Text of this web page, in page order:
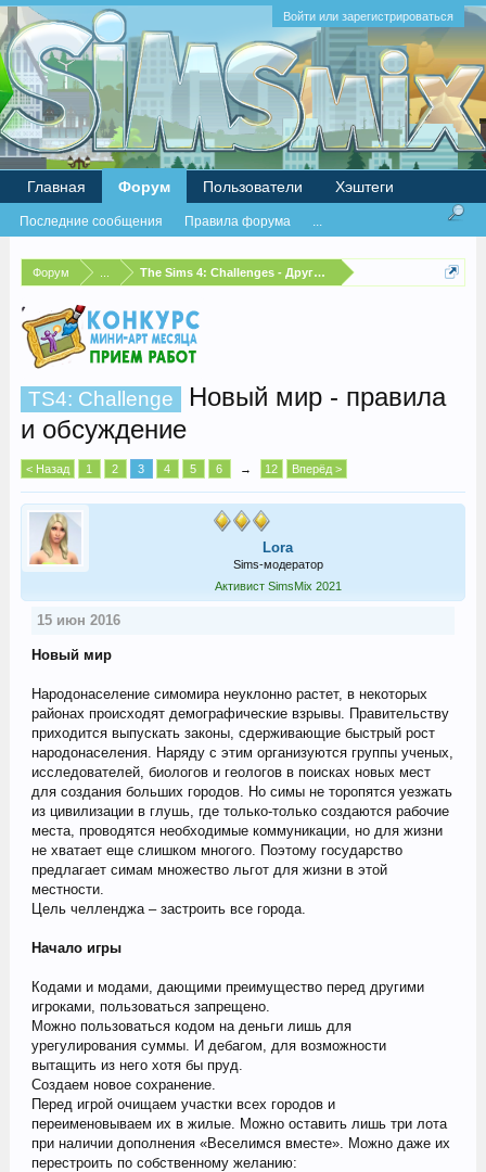
Войти или зарегистрироваться
Форум The Sims 4: Challenges - Другие испытания
TS4: Challenge
Новый мир - правила
и обсуждение
< Назад 1 2 3 4 5 6 → 12 Вперёд >
Lora
Sims-модератор
Активист SimsMix 2021
15 июн 2016
Новый мир
Народонаселение симомира неуклонно растет, в некоторых
районах происходят демографические взрывы. Правительству
приходится выпускать законы, сдерживающие быстрый рост
народонаселения. Наряду с этим организуются группы ученых,
исследователей, биологов и геологов в поисках новых мест
для создания больших городов. Но симы не торопятся уезжать
из цивилизации в глушь, где только-только создаются рабочие
места, проводятся необходимые коммуникации, но для жизни
не хватает еще слишком многого. Поэтому государство
предлагает симам множество льгот для жизни в этой
местности.
Цель челленджа – застроить все города.
Начало игры
Кодами и модами, дающими преимущество перед другими
игроками, пользоваться запрещено.
Можно пользоваться кодом на деньги лишь для
урегулирования суммы. И дебагом, для возможности
вытащить из него хотя бы пруд.
Создаем новое сохранение.
Перед игрой очищаем участки всех городов и
переименовываем их в жилые. Можно оставить лишь три лота
при наличии дополнения «Веселимся вместе». Можно даже их
перестроить по собственному желанию:
Главная Форум
Последние сообщения Правила форума ...
Пользователи Хэштеги